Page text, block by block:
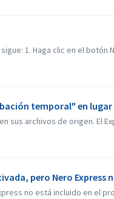
1. Haga clic en el botón
temporal" en
sus archivos de origen. El
pero Nero
no está incluido en el